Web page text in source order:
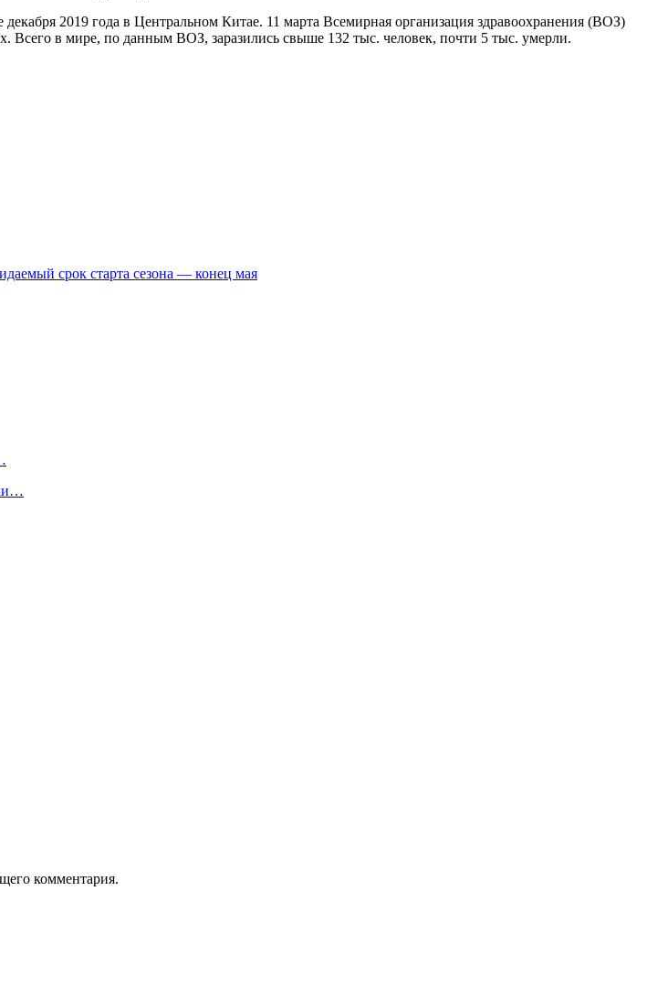
2019 года в Центральном Китае. 11 марта Всемирная организация здравоохранения (ВОЗ)
Всего в мире, по данным ВОЗ, заразились свыше 132 тыс. человек, почти 5 тыс. умерли.
срок старта сезона — конец мая
комментария.